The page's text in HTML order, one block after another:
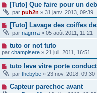
[Tuto] Que faire pour un
par pub2n » 31 janv. 2013, 09:39
[Tuto] Lavage des coiffes
par nagrrra » 05 août 2011, 11:21
tuto or not tuto
par champisere » 21 juil. 2011, 16:51
tuto leve vitre porte
par thebybe » 23 nov. 2018, 09:30
Capteur parechoc avant